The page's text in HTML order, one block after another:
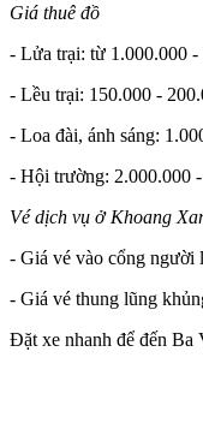
Giá thuê đồ
- Lửa trại: từ 1.000.000 -
- Lều trại: 150.000 -
- Loa đài, ánh sáng:
- Hội trường: 2.000.000
Vé dịch vụ ở Khoang
- Giá vé vào cổng người
- Giá vé thung lũng
Đặt xe nhanh để đến Ba